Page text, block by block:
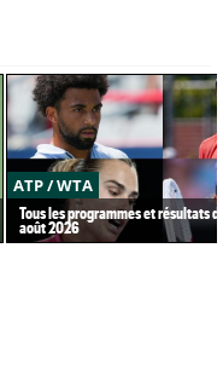
ATP / WTA
Tous les programmes et résultats
août 2026